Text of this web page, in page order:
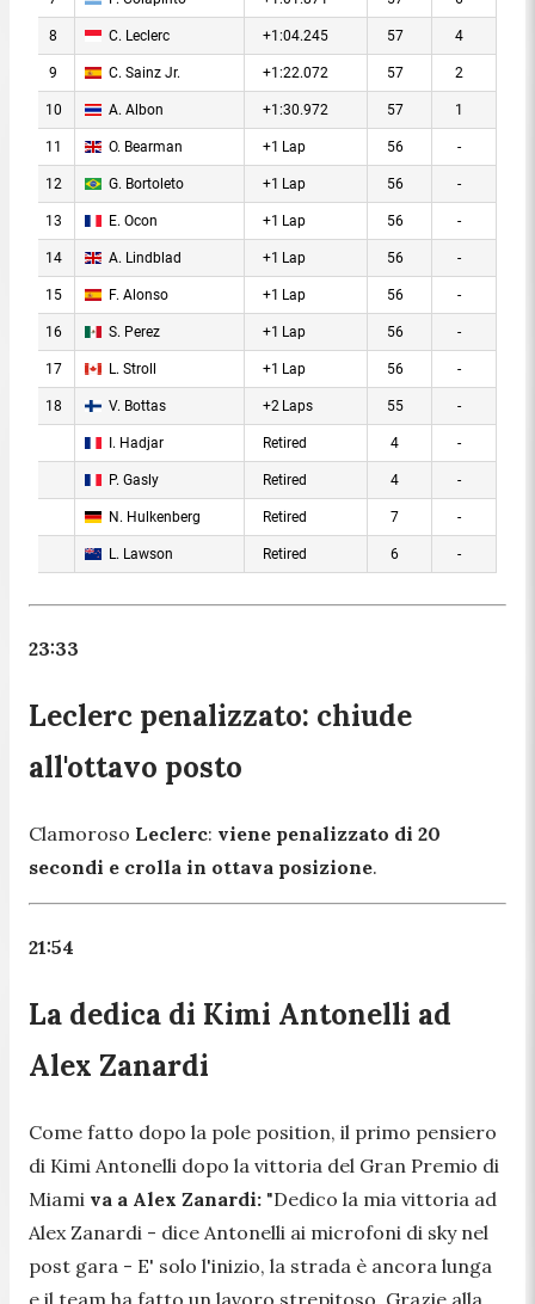
23:33
Leclerc penalizzato: chiude
all'ottavo posto
Clamoroso Leclerc: viene penalizzato di 20
secondi e crolla in ottava posizione.
21:54
La dedica di Kimi Antonelli ad
Alex Zanardi
Come fatto dopo la pole position, il primo pensiero
di Kimi Antonelli dopo la vittoria del Gran Premio di
Miami va a Alex Zanardi: "Dedico la mia vittoria ad
Alex Zanardi - dice Antonelli ai microfoni di sky nel
post gara - E' solo l'inizio, la strada è ancora lunga